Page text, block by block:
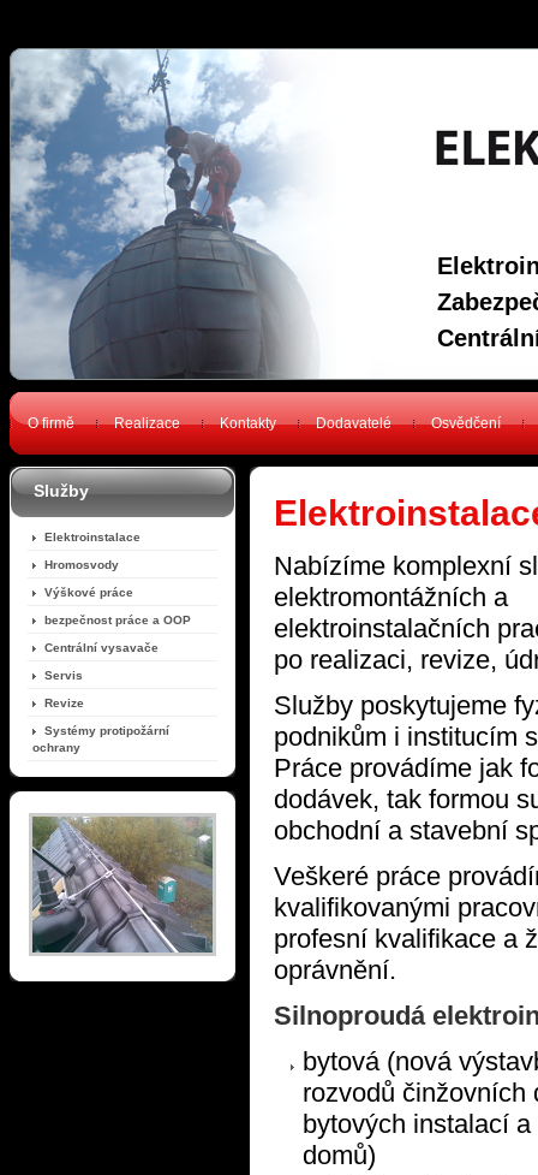
O firmě Realizace Kontakty Dodavatelé Osvědčení
Služby
Elektroinstalace
Hromosvody
Výškové práce
bezpečnost práce a OOP
Centrální vysavače
Servis
Revize
Systémy protipožární
ochrany
Nabízíme komplexní
elektromontážních a
elektroinstalačních
po realizaci, revize,
Služby poskytujeme
podnikům i institucím
Práce provádíme jak
dodávek, tak formou
obchodní a stavební
Veškeré práce
kvalifikovanými
profesní kvalifikace a
oprávnění.
Silnoproudá
bytová (nová
rozvodů činžovních
bytových instalací
domů)